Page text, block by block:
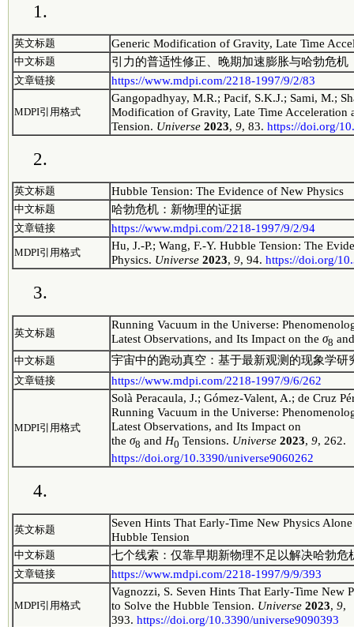
1.
英文标题 Generic Modification of Gravity, Late Time
中文标题 引力的普适性修正、晚期加速膨胀与哈勃危机
文章链接 https://www.mdpi.com/2218-1997/9/2/83
MDPI引用格式
Gangopadhyay, M.R.; Pacif, S.K.J.; Sami, M.;
Modification of Gravity, Late Time Acceleration
Tension. Universe 2023, 9, 83. https://doi.org/
2.
英文标题 Hubble Tension: The Evidence of New Physics
中文标题 哈勃危机：新物理的证据
文章链接 https://www.mdpi.com/2218-1997/9/2/94
MDPI引用格式
Hu, J.-P.; Wang, F.-Y. Hubble Tension: The
Physics. Universe 2023, 9, 94. https://doi.org/
3.
英文标题
Running Vacuum in the Universe:
Latest Observations, and Its Impact on the σ8
中文标题 宇宙中的跑动真空：基于最新观测的现象学研
文章链接 https://www.mdpi.com/2218-1997/9/6/262
MDPI引用格式
Solà Peracaula, J.; Gómez-Valent, A.; de Cruz
Running Vacuum in the Universe:
Latest Observations, and Its Impact on
the σ8 and H0 Tensions. Universe 2023, 9, 262.
https://doi.org/10.3390/universe9060262
4.
英文标题
Seven Hints That Early-Time New Physics
Hubble Tension
中文标题 七个线索：仅靠早期新物理不足以解决哈勃危
文章链接 https://www.mdpi.com/2218-1997/9/9/393
MDPI引用格式
Vagnozzi, S. Seven Hints That Early-Time New
to Solve the Hubble Tension. Universe 2023, 9,
393. https://doi.org/10.3390/universe9090393